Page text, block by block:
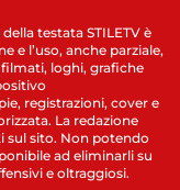
testata STILETV è
e l’uso, anche parziale,
loghi, grafiche
registrazioni, cover e
La redazione
sul sito. Non potendo
ad eliminarli su
e oltraggiosi.